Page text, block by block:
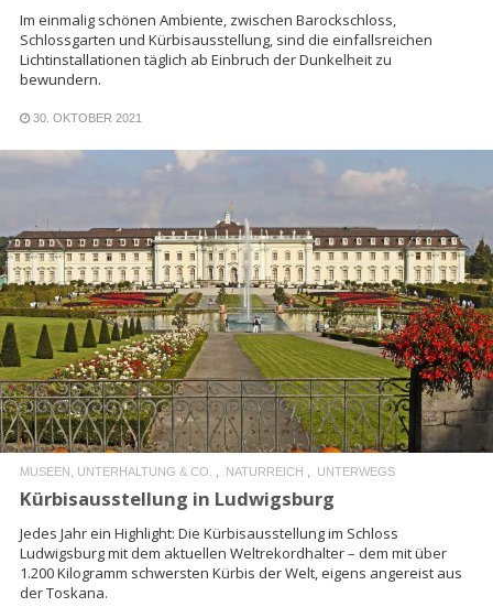
Im einmalig schönen Ambiente, zwischen Barockschloss,
Schlossgarten und Kürbisausstellung, sind die einfallsreichen
Lichtinstallationen täglich ab Einbruch der Dunkelheit zu
bewundern.
30. OKTOBER 2021
READ MORE
MUSEEN, UNTERHALTUNG & CO. NATURREICH UNTERWEGS
Kürbisausstellung in Ludwigsburg
Jedes Jahr ein Highlight: Die Kürbisausstellung im Schloss
Ludwigsburg mit dem aktuellen Weltrekordhalter – dem mit über
1.200 Kilogramm schwersten Kürbis der Welt, eigens angereist aus
der Toskana.